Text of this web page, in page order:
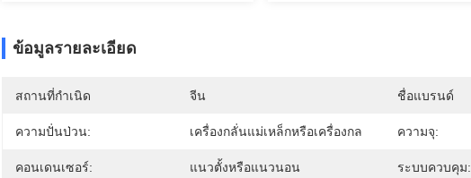
ข้อมูลรายละเอียด
สถานที่กำเนิด จีน ชื่อแบรนด์
ความปั่นป่วน: เครื่องกลั่นแม่เหล็กหรือเครื่องกล ความจุ:
คอนเดนเซอร์: แนวตั้งหรือแนวนอน ระบบควบคุม: